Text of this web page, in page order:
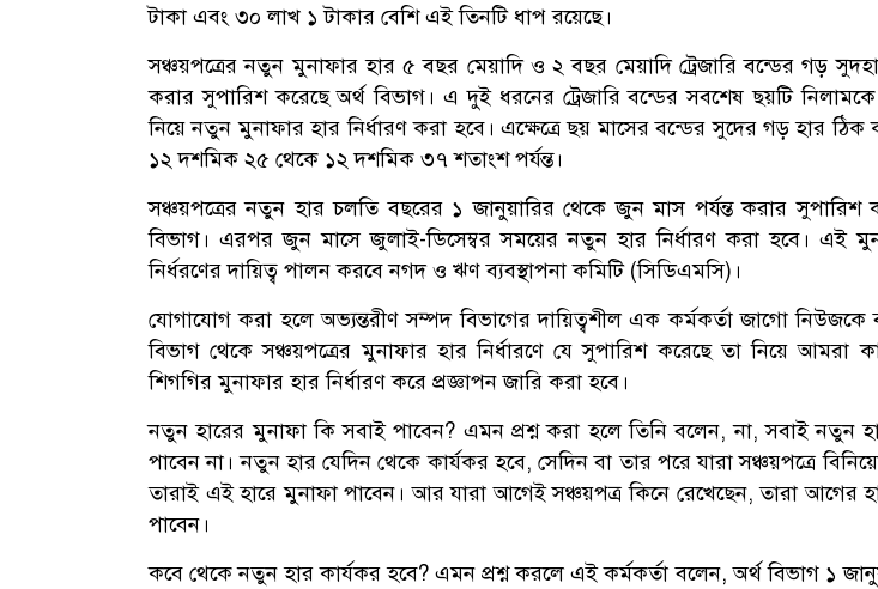
টাকা এবং ৩০ লাখ ১ টাকার বেশি এই তিনটি ধাপ রয়েছে।
সঞ্চয়পত্রের নতুন মুনাফার হার ৫ বছর মেয়াদি ও ২ বছর মেয়াদি ট্রেজারি বন্ডের গড়
করার সুপারিশ করেছে অর্থ বিভাগ। এ দুই ধরনের ট্রেজারি বন্ডের সবশেষ ছয়টি নিলামকে
নিয়ে নতুন মুনাফার হার নির্ধারণ করা হবে। এক্ষেত্রে ছয় মাসের বন্ডের সুদের গড় হার ঠিক
১২ দশমিক ২৫ থেকে ১২ দশমিক ৩৭ শতাংশ পর্যন্ত।
সঞ্চয়পত্রের নতুন হার চলতি বছরের ১ জানুয়ারির থেকে জুন মাস পর্যন্ত করার সুপারিশ
বিভাগ। এরপর জুন মাসে জুলাই-ডিসেম্বর সময়ের নতুন হার নির্ধারণ করা হবে। এই
নির্ধরণের দায়িত্ব পালন করবে নগদ ও ঋণ ব্যবস্থাপনা কমিটি (সিডিএমসি)।
যোগাযোগ করা হলে অভ্যন্তরীণ সম্পদ বিভাগের দায়িত্বশীল এক কর্মকর্তা জাগো নিউজকে
বিভাগ থেকে সঞ্চয়পত্রের মুনাফার হার নির্ধারণে যে সুপারিশ করেছে তা নিয়ে আমরা
শিগগির মুনাফার হার নির্ধারণ করে প্রজ্ঞাপন জারি করা হবে।
নতুন হারের মুনাফা কি সবাই পাবেন? এমন প্রশ্ন করা হলে তিনি বলেন, না, সবাই নতুন
পাবেন না। নতুন হার যেদিন থেকে কার্যকর হবে, সেদিন বা তার পরে যারা সঞ্চয়পত্রে
তারাই এই হারে মুনাফা পাবেন। আর যারা আগেই সঞ্চয়পত্র কিনে রেখেছেন, তারা আগের
পাবেন।
কবে থেকে নতুন হার কার্যকর হবে? এমন প্রশ্ন করলে এই কর্মকর্তা বলেন, অর্থ বিভাগ ১